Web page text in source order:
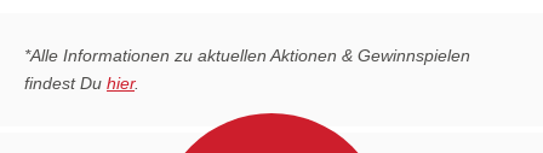
*Alle Informationen zu aktuellen Aktionen & Gewinnspielen
findest Du hier.